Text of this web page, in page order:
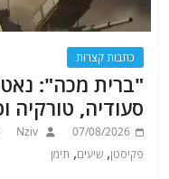
כתבות קצרות
"ברית מכה":
סעודיה, טורקיה
07/08/2026
Nziv
פקיסטן,שיעים, תימן